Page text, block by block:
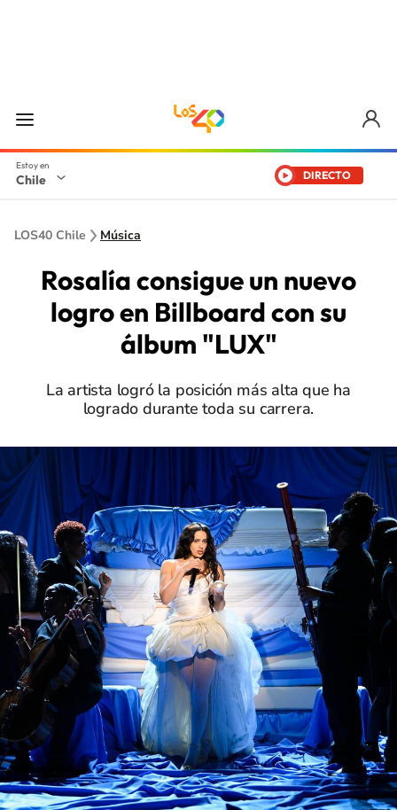
Chile DIRECTO
LOS40 Chile Música
Rosalía consigue un nuevo
logro en Billboard con su
álbum "LUX"
La artista logró la posición más alta que ha
logrado durante toda su carrera.